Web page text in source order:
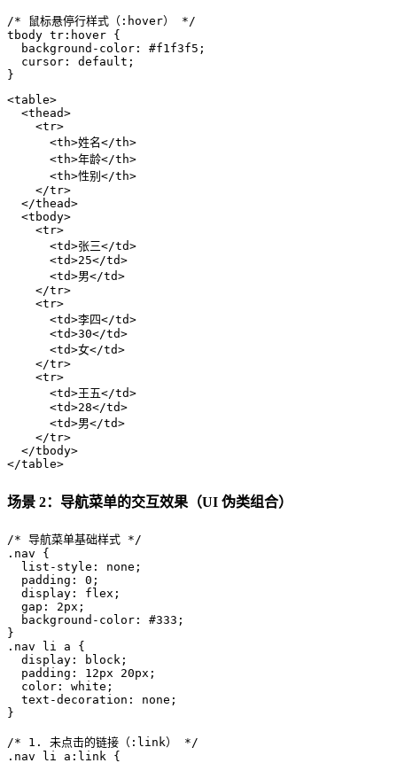
/* 鼠标悬停行样式（:hover） */
tbody tr :hover {
background-color : #f1f3f5 ;
cursor : default;
}
<table>
<thead>
<tr>
<th>姓名</th>
<th>年龄</th>
<th>性别 </th>
</tr>
</thead>
<tbody>
<tr>
<td>张三</td>
<td>25</td>
<td>男</td>
</tr>
<tr>
<td>李四</td>
<td>30</td>
<td>女</td>
</tr>
<tr>
<td>王五</td>
<td>28</td>
<td>男</td>
</tr>
</tbody>
</table>
场景 2：导航菜单的交互效果（UI 伪类组合）
/* 导航菜单基础样式 */
.nav {
list-style : none;
padding : 0 ;
display : flex;
gap : 2px ;
background-color : #333 ;
.nav
li a {
display : block;
padding : 12px 20px ;
color : white;
text-decoration : none;
}
/* 1. 未点击的链接（:link） */
.nav
li a :link {